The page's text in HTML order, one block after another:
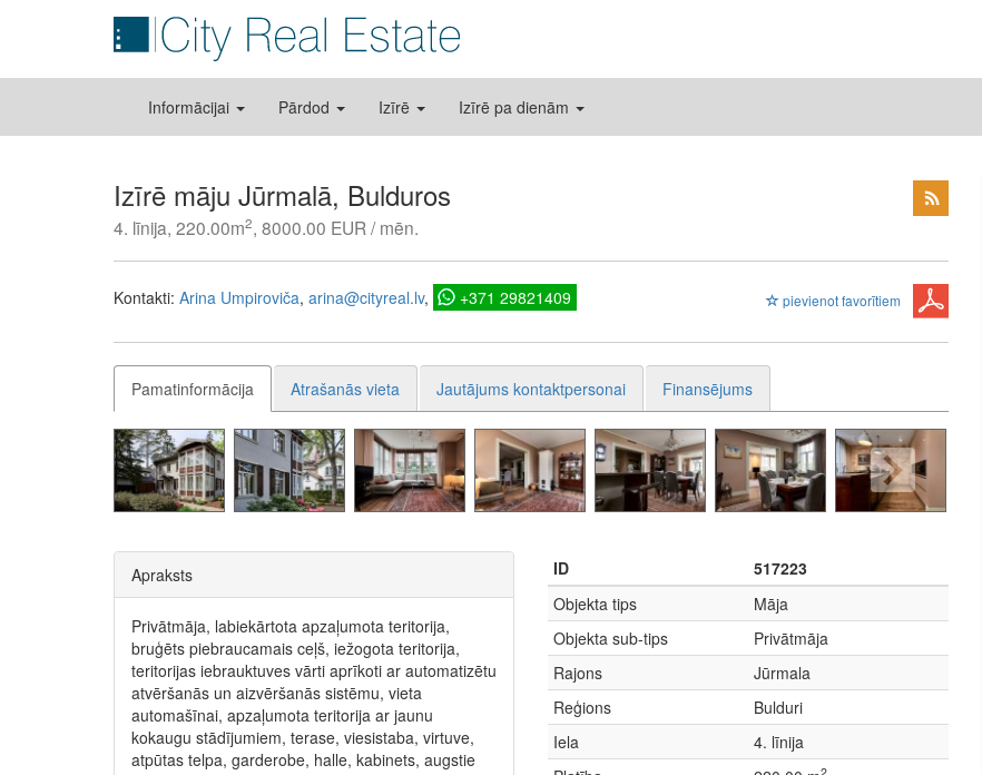
Informācijai Pārdod Izīrē Izīrē pa dienām
Izīrē māju Jūrmalā, Bulduros
4. līnija, 220.00m2, 8000.00 EUR / mēn.
pievienot favorītiem
Kontakti: Arina Umpiroviča arina@cityreal.lv +371 29821409
Pamatinformācija Atrašanās vieta Jautājums kontaktpersonai Finansējums
Apraksts
Privātmāja, labiekārtota apzaļumota teritorija,
bruģēts piebraucamais ceļš, iežogota teritorija,
teritorijas iebrauktuves vārti aprīkoti ar automatizētu
atvēršanās un aizvēršanās sistēmu, vieta
automašīnai, apzaļumota teritorija ar jaunu
kokaugu stādījumiem, terase, viesistaba, virtuve,
atpūtas telpa, garderobe, halle, kabinets, augstie
ID
517223
Objekta tips
Māja
Objekta sub-tips
Privātmāja
Rajons
Jūrmala
Reģions
Bulduri
Iela
4. līnija